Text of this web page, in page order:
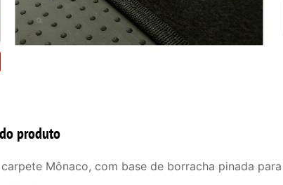
produto
Mônaco, com base de borracha pinada para